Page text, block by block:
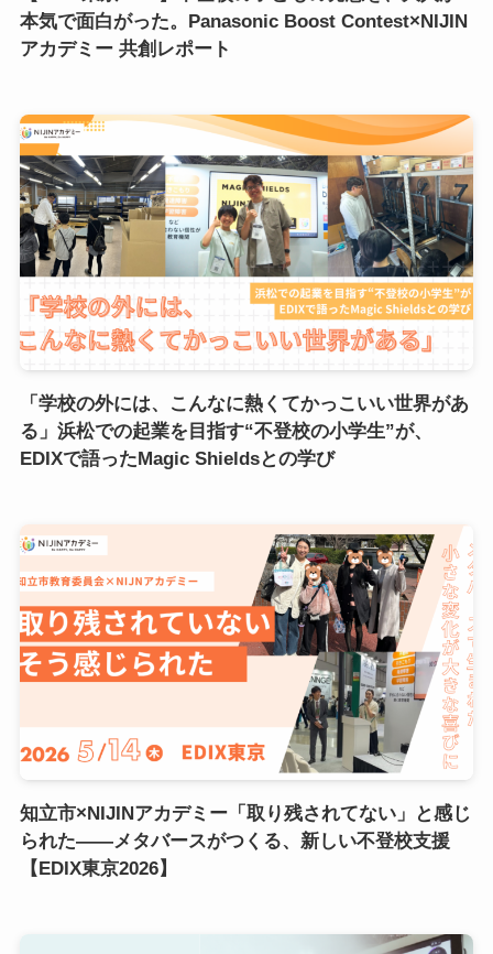
本気で面白がった。Panasonic Boost Contest×NIJIN
アカデミー 共創レポート
「学校の外には、こんなに熱くてかっこいい世界があ
る」浜松での起業を目指す“不登校の小学生”が、
EDIXで語ったMagic Shieldsとの学び
知立市×NIJINアカデミー「取り残されてない」と感じ
られた――メタバースがつくる、新しい不登校支援
【EDIX東京2026】